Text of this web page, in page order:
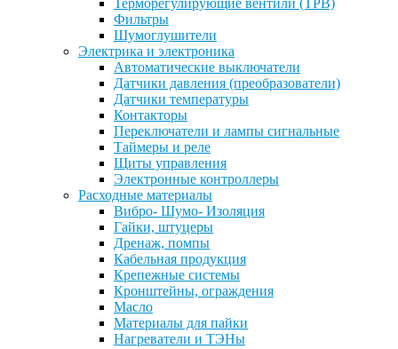
Терморегулирующие вентили (ТРВ)
Фильтры
Шумоглушители
Электрика и электроника
Автоматические выключатели
Датчики давления (преобразователи)
Датчики температуры
Контакторы
Переключатели и лампы сигнальные
Таймеры и реле
Щиты управления
Электронные контроллеры
Расходные материалы
Вибро- Шумо- Изоляция
Гайки, штуцеры
Дренаж, помпы
Кабельная продукция
Крепежные системы
Кронштейны, ограждения
Масло
Материалы для пайки
Нагреватели и ТЭНы